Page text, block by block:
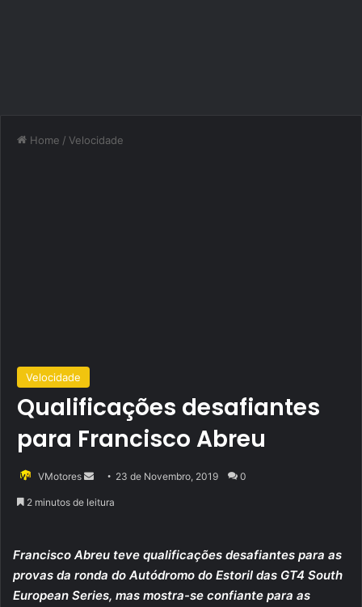
Home / Velocidade
Velocidade
Qualificações desafiantes
para Francisco Abreu
VMotores
Send 23 de Novembro, 2019 0
2 minutos de leitura
Francisco Abreu teve qualificações desafiantes para as
provas da ronda do Autódromo do Estoril das GT4 South
European Series, mas mostra-se confiante para as